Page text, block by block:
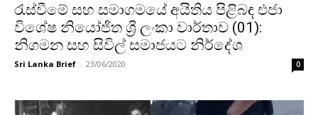
රැස්වීමේ සහ සමාගමයේ අයිතිය පිළිබඳ එජා
විශේෂ නියෝජිත ශ්‍රී ලංකා වාර්තාව (01):
නිගමන සහ සිවිල් සමාජයට නිර්දේශ
Sri Lanka Brief - 23/06/2020 0